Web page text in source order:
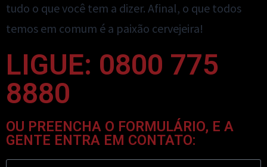
tudo o que você tem a dizer. Afinal, o que todos
temos em comum é a paixão cervejeira!
LIGUE: 0800 775
8880
OU PREENCHA O FORMULÁRIO, E A
GENTE ENTRA EM CONTATO: